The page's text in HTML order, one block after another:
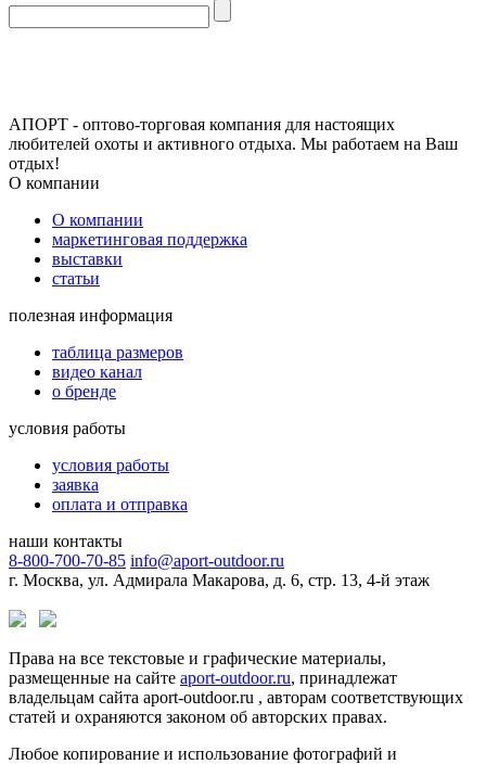
АПОРТ - оптово-торговая компания для настоящих
любителей охоты и активного отдыха. Мы работаем на Ваш
отдых!
О компании
О компании
маркетинговая поддержка
выставки
статьи
полезная информация
таблица размеров
видео канал
о бренде
условия работы
условия работы
заявка
оплата и отправка
наши контакты
8-800-700-70-85 info@aport-outdoor.ru
г. Москва, ул. Адмирала Макарова, д. 6, стр. 13, 4-й этаж
Права на все текстовые и графические материалы,
размещенные на сайте aport-outdoor.ru, принадлежат
владельцам сайта aport-outdoor.ru , авторам соответствующих
статей и охраняются законом об авторских правах.
Любое копирование и использование фотографий и